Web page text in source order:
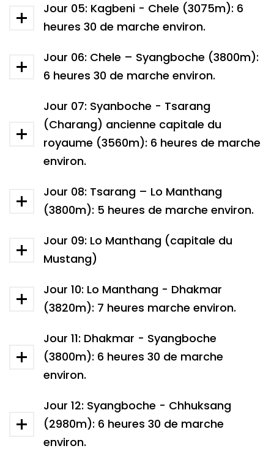
Jour 05: Kagbeni - Chele (3075m): 6
heures 30 de marche environ.
Jour 06: Chele – Syangboche (3800m):
6 heures 30 de marche environ.
Jour 07: Syanboche - Tsarang
(Charang) ancienne capitale du
royaume (3560m): 6 heures de marche
environ.
Jour 08: Tsarang – Lo Manthang
(3800m): 5 heures de marche environ.
Jour 09: Lo Manthang (capitale du
Mustang)
Jour 10: Lo Manthang - Dhakmar
(3820m): 7 heures marche environ.
Jour 11: Dhakmar - Syangboche
(3800m): 6 heures 30 de marche
environ.
Jour 12: Syangboche - Chhuksang
(2980m): 6 heures 30 de marche
environ.